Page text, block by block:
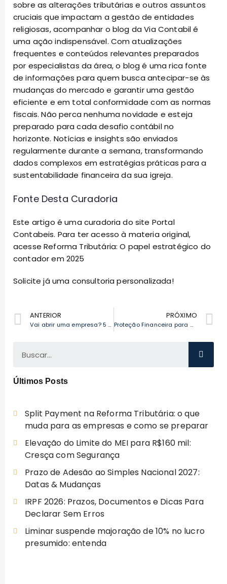
sobre as alterações tributárias e outros assuntos
cruciais que impactam a gestão de entidades
religiosas, acompanhar o blog da Via Contabil é
uma ação indispensável. Com atualizações
frequentes e conteúdos relevantes preparados
por especialistas da área, o blog é uma rica fonte
de informações para quem busca antecipar-se às
mudanças do mercado e garantir uma gestão
eficiente e em total conformidade com as normas
fiscais. Não perca nenhuma novidade e esteja
preparado para cada desafio contábil no
horizonte. Notícias e insights são enviados
regularmente durante a semana, transformando
dados complexos em estratégias práticas para a
sustentabilidade financeira da sua igreja.
Fonte Desta Curadoria
Este artigo é uma curadoria do site Portal
Contabeis. Para ter acesso à materia original,
acesseReforma Tributária: O papel estratégico do
contador em 2025
Solicite já uma consultoria personalizada!
ANTERIOR
Vai abrir uma empresa? 5 cuidados para começar sem erros fiscais
PRÓXIMO
Proteção Financeira para Aposentados: INSS Libera Contestação de Descontos Indevidos e Como Evitar Golpes
Últimos Posts
Split Payment na Reforma Tributária: o que
muda para as empresas e como se preparar
Elevação do Limite do MEI para R$160 mil:
Cresça com Segurança
Prazo de Adesão ao Simples Nacional 2027:
Datas & Mudanças
IRPF 2026: Prazos, Documentos e Dicas Para
Declarar Sem Erros
Liminar suspende majoração de 10% no lucro
presumido: entenda